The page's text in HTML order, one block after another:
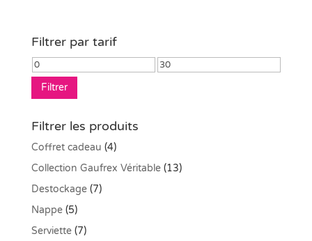
Filtrer par tarif
Prix
min
Prix
Filtrer
Filtrer les produits
Coffret cadeau (4)
Collection Gaufrex Véritable (13)
Destockage (7)
Nappe (5)
Serviette (7)